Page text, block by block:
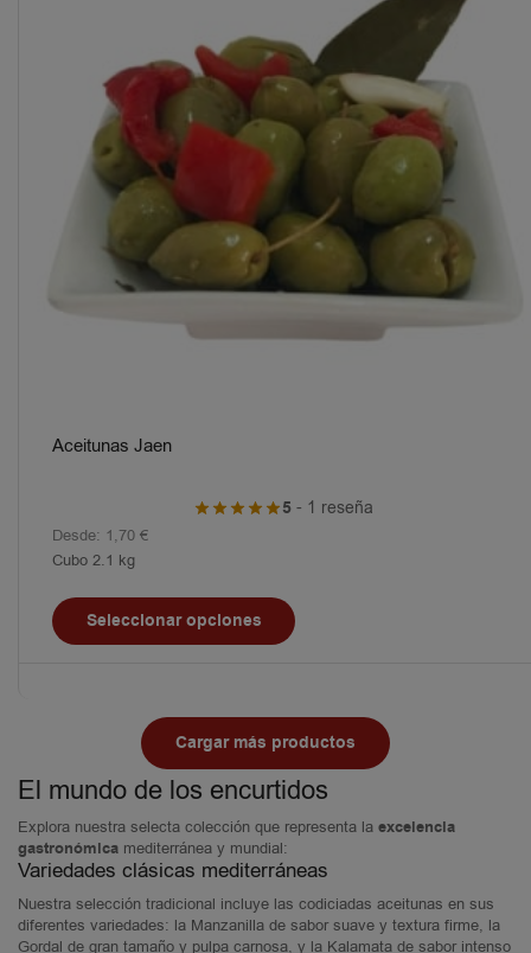
Aceitunas Jaen
5 - 1 reseña
Desde: 1,70 €
Cubo 2.1 kg
Seleccionar opciones
Cargar más productos
El mundo de los encurtidos
Explora nuestra selecta colección que representa la excelencia
gastronómica mediterránea y mundial:
Variedades clásicas mediterráneas
Nuestra selección tradicional incluye las codiciadas aceitunas en sus
diferentes variedades: la Manzanilla de sabor suave y textura firme, la
Gordal de gran tamaño y pulpa carnosa, y la Kalamata de sabor intenso